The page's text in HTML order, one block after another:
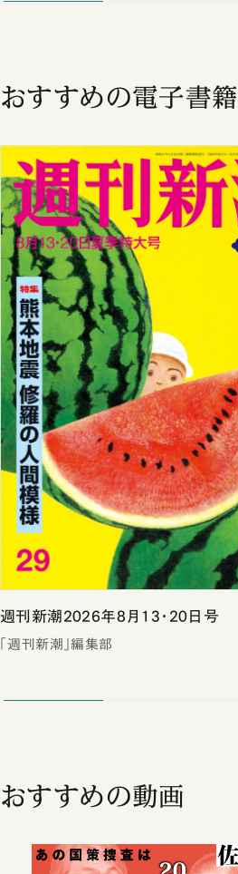
おすすめの電子書籍
週刊新潮2026年8月13・20日号
「週刊新潮」編集部
おすすめの動画